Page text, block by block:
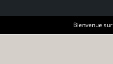
Bienvenue